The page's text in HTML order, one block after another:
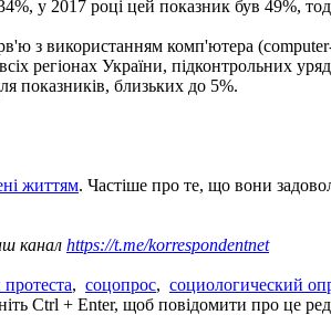
у 2017 році цей показник був 49%,
з використанням комп'ютера
регіонах України, підконтрольних
показників, близьких до 5%.
життям. Частіше про те, що вони
канал https://t.me/korrespondentnet
, соцопрос, социологический
Ctrl + Enter, щоб повідомити про це